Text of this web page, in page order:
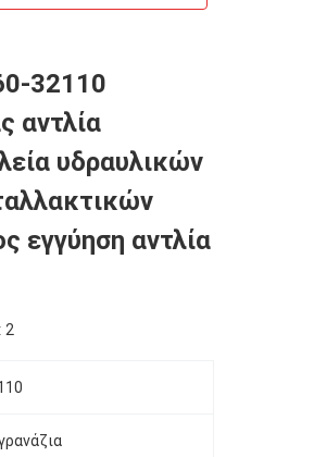
32110
αντλία
υδραυλικών
εγγύηση αντλία
2